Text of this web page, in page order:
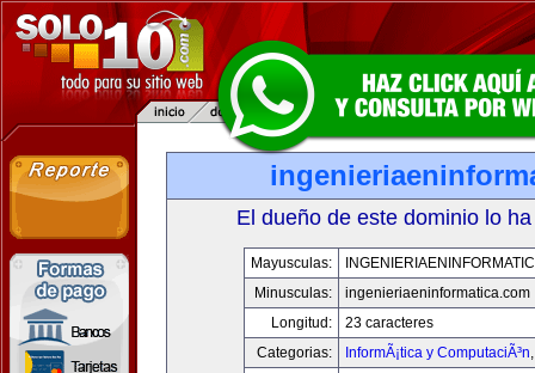
El dueño de este dominio lo
Mayusculas:
Minusculas:
ingenieriaeninformatica.com
Longitud:
23 caracteres
Categorias:
InformÃ¡tica y ComputaciÃ³n